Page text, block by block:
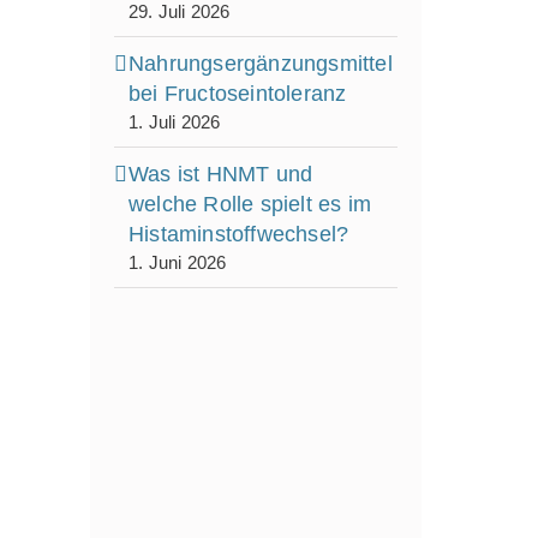
29. Juli 2026
Nahrungsergänzungsmittel
bei Fructoseintoleranz
1. Juli 2026
Was ist HNMT und
welche Rolle spielt es im
Histaminstoffwechsel?
1. Juni 2026